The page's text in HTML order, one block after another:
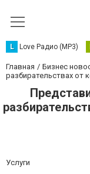
L Love Радио (MP3)
Главная Бизнес
разбирательствах от
Услуги